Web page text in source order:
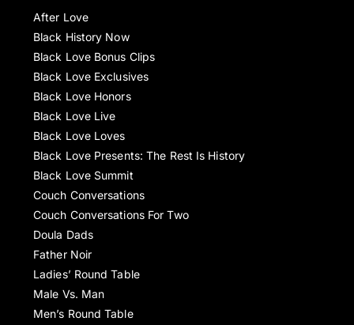
After Love
Black History Now
Black Love Bonus Clips
Black Love Exclusives
Black Love Honors
Black Love Live
Black Love Loves
Black Love Presents: The Rest Is History
Black Love Summit
Couch Conversations
Couch Conversations For Two
Doula Dads
Father Noir
Ladies’ Round Table
Male Vs. Man
Men’s Round Table